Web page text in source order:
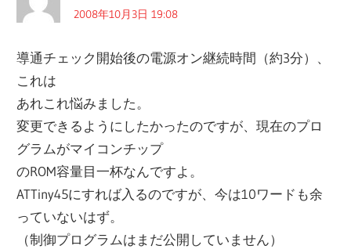
2008年10月3日 19:08
導通チェック開始後の電源オン継続時間（約3分）、
これは
あれこれ悩みました。
変更できるようにしたかったのですが、現在のプロ
グラムがマイコンチップ
のROM容量目一杯なんですよ。
ATTiny45にすれば入るのですが、今は10ワードも余
っていないはず。
（制御プログラムはまだ公開していません）